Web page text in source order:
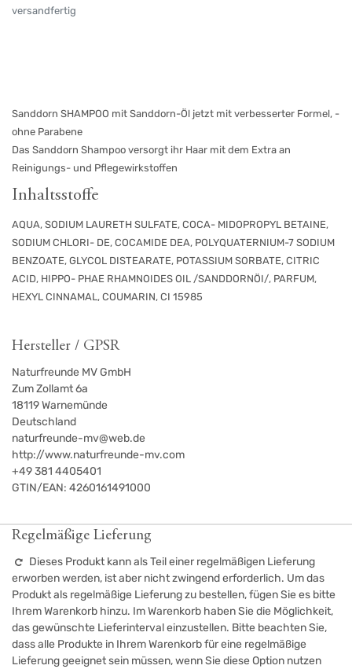
versandfertig
Sanddorn SHAMPOO mit Sanddorn-Öl jetzt mit verbesserter Formel, -
ohne Parabene
Das Sanddorn Shampoo versorgt ihr Haar mit dem Extra an
Reinigungs- und Pflegewirkstoffen
Inhaltsstoffe
AQUA, SODIUM LAURETH SULFATE, COCA- MIDOPROPYL BETAINE,
SODIUM CHLORI- DE, COCAMIDE DEA, POLYQUATERNIUM-7 SODIUM
BENZOATE, GLYCOL DISTEARATE, POTASSIUM SORBATE, CITRIC
ACID, HIPPO- PHAE RHAMNOIDES OIL /SANDDORNÖI/, PARFUM,
HEXYL CINNAMAL, COUMARIN, CI 15985
Hersteller / GPSR
Naturfreunde MV GmbH
Zum Zollamt 6a
18119Warnemünde
Deutschland
naturfreunde-mv@web.de
http://www.naturfreunde-mv.com
+49 381 4405401
GTIN/EAN: 4260161491000
Regelmäßige Lieferung
Dieses Produkt kann als Teil einer regelmäßigen Lieferung
erworben werden, ist aber nicht zwingend erforderlich. Um das
Produkt als regelmäßige Lieferung zu bestellen, fügen Sie es bitte
Ihrem Warenkorb hinzu. Im Warenkorb haben Sie die Möglichkeit,
das gewünschte Lieferinterval einzustellen. Bitte beachten Sie,
dass alle Produkte in Ihrem Warenkorb für eine regelmäßige
Lieferung geeignet sein müssen, wenn Sie diese Option nutzen